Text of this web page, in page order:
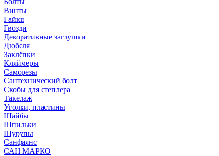
Болты
Винты
Гайки
Гвозди
Декоративные заглушки
Дюбеля
Заклёпки
Кляймеры
Саморезы
Сантехнический болт
Скобы для степлера
Такелаж
Уголки, пластины
Шайбы
Шпильки
Шурупы
Санфаянс
САН МАРКО